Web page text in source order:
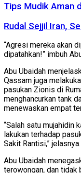
Tips Mudik Aman
Rudal Sejjil Iran,
“Agresi mereka akan
dipatahkan!” imbuh
Abu Ubaidah
Qassam juga
pasukan Zionis di
menghancurkan tank
menewaskan empat
“Salah satu mujahidin
lakukan terhadap
Sakit Rantisi,” jelasnya.
Abu Ubaidah
terowongan, dan tidak